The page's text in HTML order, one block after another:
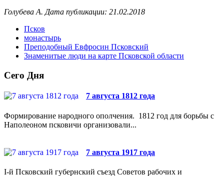
Голубева А. Дата публикации: 21.02.2018
Псков
монастырь
Преподобный Евфросин Псковский
Знаменитые люди на карте Псковской области
Сего Дня
7 августа 1812 года
Формирование народного ополчения. 1812 год для борьбы с
Наполеоном псковичи организовали...
7 августа 1917 года
I-й Псковский губернский съезд Советов рабочих и